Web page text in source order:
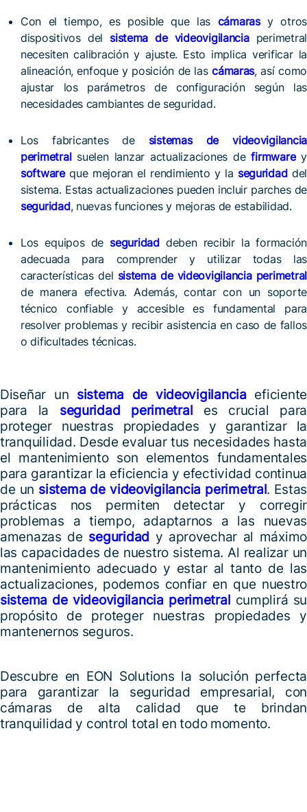
Con el tiempo, es posible que las cámarasy otros
dispositivos del sistema de videovigilanciaperimetral
necesiten calibración y ajuste. Esto implica verificar la
alineación, enfoque y posición de lascámaras, así como
ajustar los parámetros de configuración según las
necesidades cambiantes de seguridad.
Los fabricantes de sistemas de videovigilancia
perimetralsuelen lanzar actualizaciones defirmwarey
softwareque mejoran el rendimiento y la seguridaddel
sistema. Estas actualizaciones pueden incluir parches de
seguridad, nuevas funciones y mejoras de estabilidad.
Los equipos de seguridaddeben recibir la formación
adecuada para comprender y utilizar todas las
características del sistema de videovigilancia perimetral
de manera efectiva. Además, contar con un soporte
técnico confiable y accesible es fundamental para
resolver problemas y recibir asistencia en caso de fallos
o dificultades técnicas.
Diseñar un sistema de videovigilancia eficiente
para la seguridad perimetral es crucial para
proteger nuestras propiedades y garantizar la
tranquilidad. Desde evaluar tus necesidades hasta
el mantenimiento son elementos fundamentales
para garantizar la eficiencia y efectividad continua
de un sistema de videovigilancia perimetral. Estas
prácticas nos permiten detectar y corregir
problemas a tiempo, adaptarnos a las nuevas
amenazas de seguridad y aprovechar al máximo
las capacidades de nuestro sistema. Al realizar un
mantenimiento adecuado y estar al tanto de las
actualizaciones, podemos confiar en que nuestro
sistema de videovigilancia perimetral cumplirá su
propósito de proteger nuestras propiedades y
mantenernos seguros.
Descubre en EON Solutions la solución perfecta
para garantizar la seguridad empresarial, con
cámaras de alta calidad que te brindan
tranquilidad y control total en todo momento.